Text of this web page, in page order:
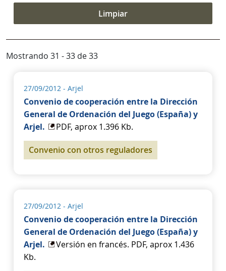
Mostrando 31 - 33 de 33
27/09/2012 - Arjel
Convenio de cooperación entre la Dirección
General de Ordenación del Juego (España) y
Arjel.
PDF, aprox 1.396 Kb.
Convenio con otros reguladores
27/09/2012 - Arjel
Convenio de cooperación entre la Dirección
General de Ordenación del Juego (España) y
Arjel.
Versión en francés. PDF, aprox 1.436
Kb.